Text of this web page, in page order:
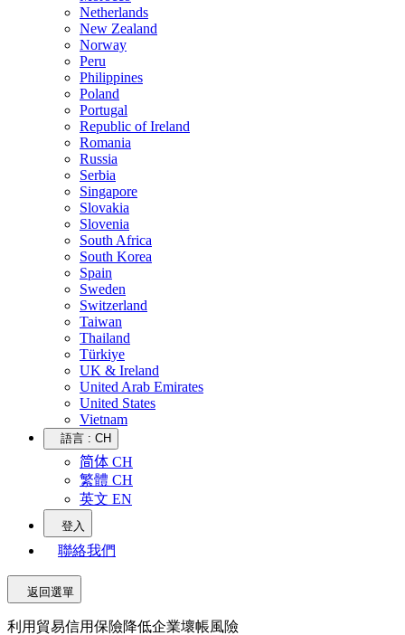
Netherlands
New Zealand
Norway
Peru
Philippines
Poland
Portugal
Republic of Ireland
Romania
Russia
Serbia
Singapore
Slovakia
Slovenia
South Africa
South Korea
Spain
Sweden
Switzerland
Taiwan
Thailand
Türkiye
UK & Ireland
United Arab Emirates
United States
Vietnam
語言 : CH
简体 CH
繁體 CH
英文 EN
登入
聯絡我們
返回選單
利用貿易信用保險降低企業壞帳風險